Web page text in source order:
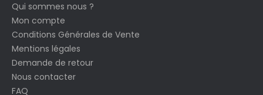
Qui sommes nous ?
Mon compte
Conditions Générales de Vente
Mentions légales
Demande de retour
Nous contacter
FAQ